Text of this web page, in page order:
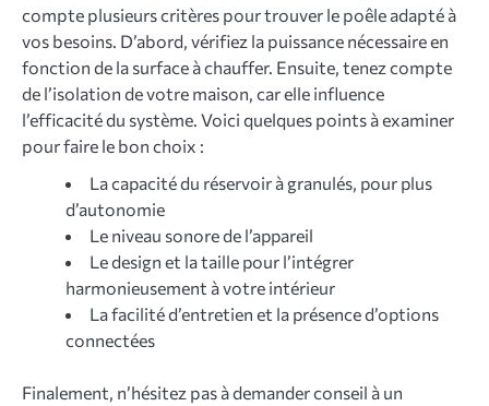
compte plusieurs critères pour trouver le poêle adapté à
vos besoins. D’abord, vérifiez la puissance nécessaire en
fonction de la surface à chauffer. Ensuite, tenez compte
de l’isolation de votre maison, car elle influence
l’efficacité du système. Voici quelques points à examiner
pour faire le bon choix :
La capacité du réservoir à granulés, pour plus
d’autonomie
Le niveau sonore de l’appareil
Le design et la taille pour l’intégrer
harmonieusement à votre intérieur
La facilité d’entretien et la présence d’options
connectées
Finalement, n’hésitez pas à demander conseil à un